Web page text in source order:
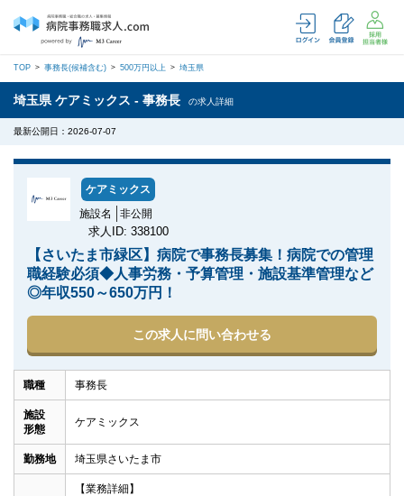
TOP 事務長(候補含む) 500万円以上 埼玉県
埼玉県 ケアミックス - 事務長 の求人詳細
最新公開日：2026-07-07
ケアミックス
施設名
非公開
求人ID: 338100
【さいたま市緑区】病院で事務長募集！病院での管理
職経験必須◆人事労務・予算管理・施設基準管理など
◎年収550～650万円！
この求人に問い合わせる
職種 事務長
施設
形態
ケアミックス
勤務地 埼玉県さいたま市
【業務詳細】